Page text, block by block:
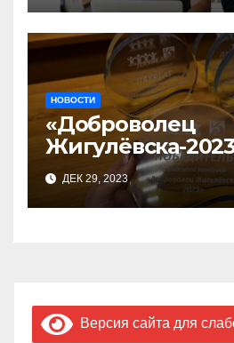
НОВОСТИ
«Доброволец
Жигулёвска-
ДЕК 29, 2023
Версия сайта для